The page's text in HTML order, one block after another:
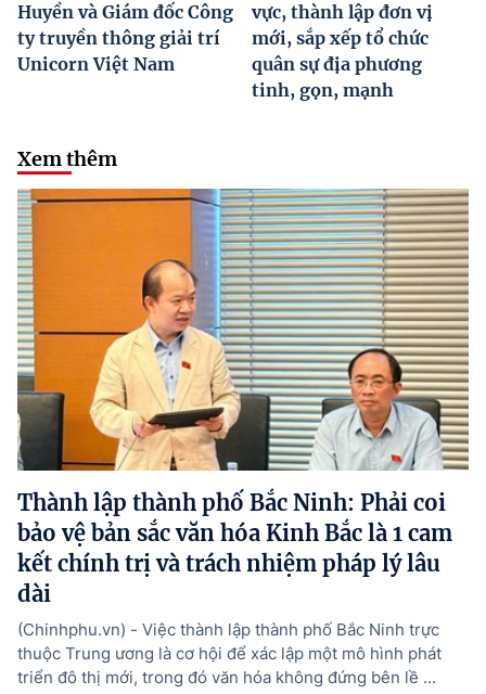
Huyền và Giám đốc Công
ty truyền thông giải trí
Unicorn Việt Nam
vực, thành lập đơn vị
mới, sắp xếp tổ chức
quân sự địa phương
tinh, gọn, mạnh
Xem thêm
Thành lập thành phố Bắc Ninh: Phải coi
bảo vệ bản sắc văn hóa Kinh Bắc là 1 cam
kết chính trị và trách nhiệm pháp lý lâu
dài
(Chinhphu.vn) - Việc thành lập thành phố Bắc Ninh trực
thuộc Trung ương là cơ hội để xác lập một mô hình phát
triển đô thị mới, trong đó văn hóa không đứng bên lề ...